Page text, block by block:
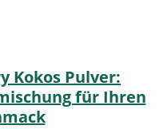
Kokos Pulver:
für Ihren